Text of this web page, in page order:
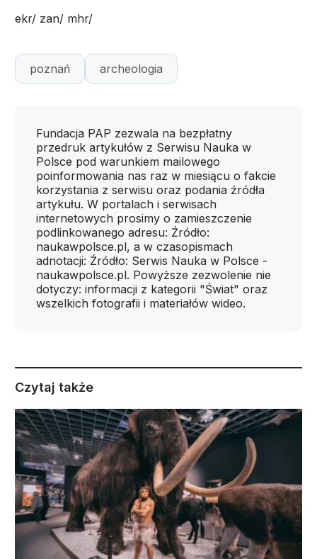
ekr/ zan/ mhr/
poznań archeologia
Fundacja PAP zezwala na bezpłatny
przedruk artykułów z Serwisu Nauka w
Polsce pod warunkiem mailowego
poinformowania nas raz w miesiącu o fakcie
korzystania z serwisu oraz podania źródła
artykułu. W portalach i serwisach
internetowych prosimy o zamieszczenie
podlinkowanego adresu: Źródło:
naukawpolsce.pl, a w czasopismach
adnotacji: Źródło: Serwis Nauka w Polsce -
naukawpolsce.pl. Powyższe zezwolenie nie
dotyczy: informacji z kategorii "Świat" oraz
wszelkich fotografii i materiałów wideo.
Czytaj także